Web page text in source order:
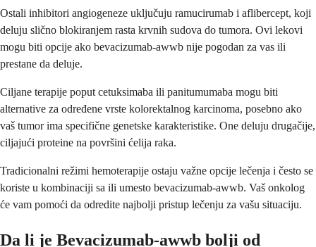
Ostali inhibitori angiogeneze uključuju ramucirumab i aflibercept, koji
deluju slično blokiranjem rasta krvnih sudova do tumora. Ovi lekovi
mogu biti opcije ako bevacizumab-awwb nije pogodan za vas ili
prestane da deluje.
Ciljane terapije poput cetuksimaba ili panitumumaba mogu biti
alternative za određene vrste kolorektalnog karcinoma, posebno ako
vaš tumor ima specifične genetske karakteristike. One deluju drugačije,
ciljajući proteine na površini ćelija raka.
Tradicionalni režimi hemoterapije ostaju važne opcije lečenja i često se
koriste u kombinaciji sa ili umesto bevacizumab-awwb. Vaš onkolog
će vam pomoći da odredite najbolji pristup lečenju za vašu situaciju.
Da li je Bevacizumab-awwb bolji od